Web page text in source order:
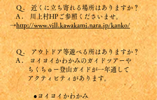
Q . 近くに立ち寄れる場所はありますか？
A . 川上村HPご参照くださいませ。
→http://www.vill.kawakami.nara.jp/kanko/
Q . アウトドア等遊べる所はありますか？
A . ヨイヨイかわかみのガイドツアーや
ちくちゅー登山ガイドが一年通して
アクティビ ティがあります。
●ヨイヨイかわかみ